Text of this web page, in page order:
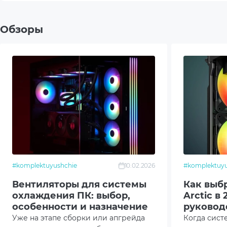
Подсветка Без
Размеры товара (без упаковки), мм
Вес (без упаковки), г 186
Комплектация
Обзоры
#komplektuyushchie 10.02.2026
Вентиляторы для системы
охлаждения ПК: выбор,
особенности и назначение
Уже на этапе сборки или апгрейда
Как
Arctic в
Когда